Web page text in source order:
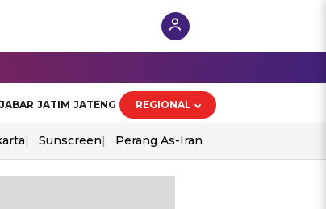
JABAR JATIM JATENG REGIONAL
Sunscreen Perang As-Iran